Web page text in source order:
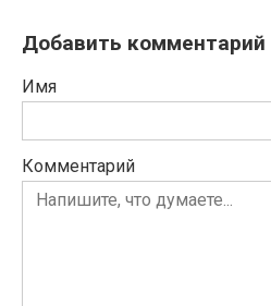
Добавить комментарий
Имя
Комментарий